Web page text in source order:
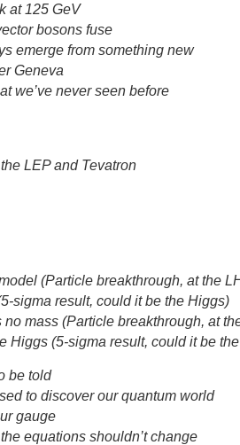
at 125 GeV
bosons fuse
emerge from something new
Geneva
we’ve never seen before
LEP and Tevatron
(Particle breakthrough, at the
sigma result, could it be the Higgs)
mass (Particle breakthrough, at
Higgs (5-sigma result, could it be
be told
to discover our quantum world
gauge
equations shouldn’t change